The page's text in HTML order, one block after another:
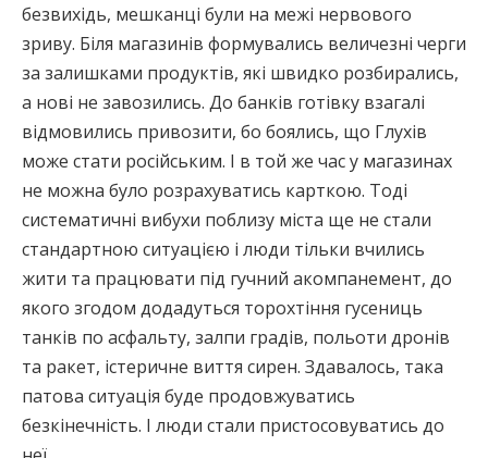
безвихідь, мешканці були на межі нервового
зриву. Біля магазинів формувались величезні черги
за залишками продуктів, які швидко розбирались,
а нові не завозились. До банків готівку взагалі
відмовились привозити, бо боялись, що Глухів
може стати російським. І в той же час у магазинах
не можна було розрахуватись карткою. Тоді
систематичні вибухи поблизу міста ще не стали
стандартною ситуацією і люди тільки вчились
жити та працювати під гучний акомпанемент, до
якого згодом додадуться торохтіння гусениць
танків по асфальту, залпи градів, польоти дронів
та ракет, істеричне виття сирен. Здавалось, така
патова ситуація буде продовжуватись
безкінечність. І люди стали пристосовуватись до